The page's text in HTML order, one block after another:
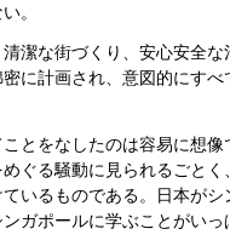
。
潔な街づくり、安心安全な
に計画され、意図的にすべ
とをなしたのは容易に想像
ぐる騒動に見られるごとく
いるものである。日本が
ガポールに学ぶことがいっ